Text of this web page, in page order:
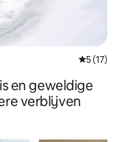
5 (17)
en geweldige
verblijven